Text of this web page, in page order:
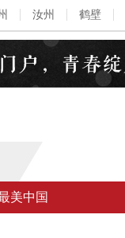
汝州 鹤壁
美中国